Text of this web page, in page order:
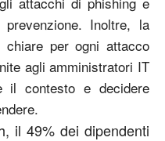
Inoltre, la
chiare per ogni attacco
agli amministratori IT
il contesto e decidere
il 49% dei dipendenti